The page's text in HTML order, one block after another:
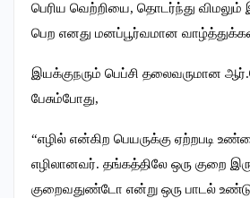
பெரிய வெற்றியை, தொடர்ந்து விமலும்
பெற எனது மனப்பூர்வமான
இயக்குநரும் பெப்சி தலைவருமான
பேசும்போது,
“எழில் என்கிற பெயருக்கு ஏற்றபடி
எழிலானவர். தங்கத்திலே ஒரு குறை
குறைவதுண்டோ என்று ஒரு பாடல்